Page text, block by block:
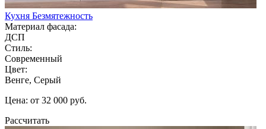
Кухня Безмятежность
Материал фасада:
ДСП
Стиль:
Современный
Цвет:
Венге, Серый
Цена: от 32 000 руб.
Рассчитать